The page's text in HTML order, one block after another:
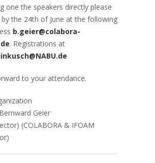
one the speakers directly please
the 24th of June at the following
b.geier@colabora-
. Registrations at
to your attendance.
Geier
(COLABORA & IFOAM